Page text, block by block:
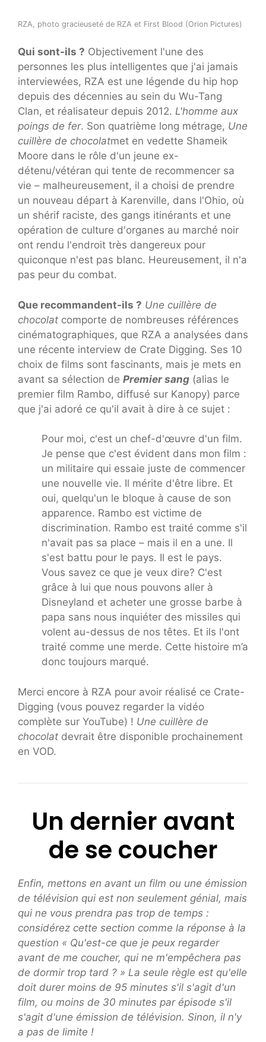
RZA, photo gracieuseté de RZA et First Blood (Orion Pictures)
Qui sont-ils ? Objectivement l'une des
personnes les plus intelligentes que j'ai jamais
interviewées, RZA est une légende du hip hop
depuis des décennies au sein du Wu-Tang
Clan, et réalisateur depuis 2012. L'homme aux
poings de fer. Son quatrième long métrage, Une
cuillère de chocolatmet en vedette Shameik
Moore dans le rôle d'un jeune ex-
détenu/vétéran qui tente de recommencer sa
vie – malheureusement, il a choisi de prendre
un nouveau départ à Karenville, dans l'Ohio, où
un shérif raciste, des gangs itinérants et une
opération de culture d'organes au marché noir
ont rendu l'endroit très dangereux pour
quiconque n'est pas blanc. Heureusement, il n'a
pas peur du combat.
Que recommandent-ils ? Une cuillère de
chocolat comporte de nombreuses références
cinématographiques, que RZA a analysées dans
une récente interview de Crate Digging. Ses 10
choix de films sont fascinants, mais je mets en
avant sa sélection de Premier sang (alias le
premier film Rambo, diffusé sur Kanopy) parce
que j'ai adoré ce qu'il avait à dire à ce sujet :
Pour moi, c'est un chef-d'œuvre d'un film.
Je pense que c'est évident dans mon film :
un militaire qui essaie juste de commencer
une nouvelle vie. Il mérite d'être libre. Et
oui, quelqu'un le bloque à cause de son
apparence. Rambo est victime de
discrimination. Rambo est traité comme s'il
n'avait pas sa place – mais il en a une. Il
s'est battu pour le pays. Il est le pays.
Vous savez ce que je veux dire? C'est
grâce à lui que nous pouvons aller à
Disneyland et acheter une grosse barbe à
papa sans nous inquiéter des missiles qui
volent au-dessus de nos têtes. Et ils l'ont
traité comme une merde. Cette histoire m’a
donc toujours marqué.
Merci encore à RZA pour avoir réalisé ce Crate-
Digging (vous pouvez regarder la vidéo
complète sur YouTube) ! Une cuillère de
chocolat devrait être disponible prochainement
en VOD.
Un dernier avant
de se coucher
Enfin, mettons en avant un film ou une émission
de télévision qui est non seulement génial, mais
qui ne vous prendra pas trop de temps :
considérez cette section comme la réponse à la
question « Qu'est-ce que je peux regarder
avant de me coucher, qui ne m'empêchera pas
de dormir trop tard ? » La seule règle est qu'elle
doit durer moins de 95 minutes s'il s'agit d'un
film, ou moins de 30 minutes par épisode s'il
s'agit d'une émission de télévision. Sinon, il n'y
a pas de limite !